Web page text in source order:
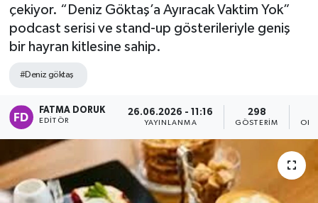
çekiyor. “Deniz Göktaş’a Ayıracak Vaktim Yok”
podcast serisi ve stand-up gösterileriyle geniş
bir hayran kitlesine sahip.
#Deniz göktaş
FATMA DORUK
EDITÖR
26.06.2026 - 11:16
YAYINLANMA
298
GÖSTERIM